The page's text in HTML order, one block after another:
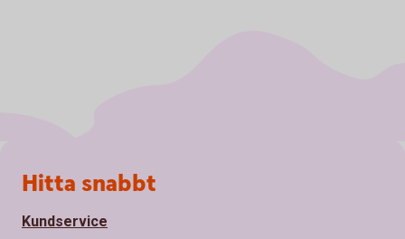
Sidfot
Hitta snabbt
Kundservice